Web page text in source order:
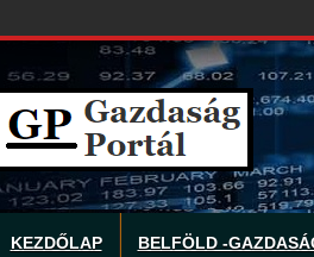
KEZDŐLAP BELFÖLD -